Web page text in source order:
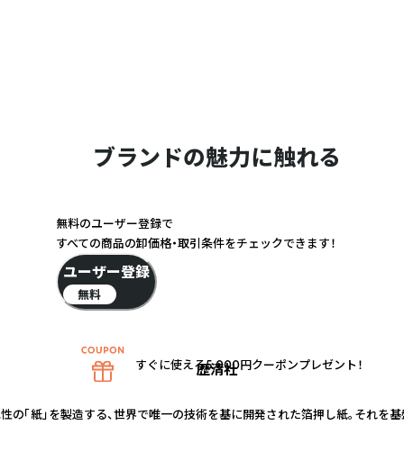
ブランドの魅力に触れる
歴清社
「紙」を製造する、世界で唯一の技術を基に開発された箔押し紙。それ
無料のユーザー登録で
すべての商品の卸価格・取引条件をチェックできます！
ユーザー登録
無料
すぐに使える5,000円クーポンプレゼント！